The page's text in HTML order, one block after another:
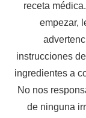
receta
empezar,
instrucciones
ingredientes a
No nos
de ninguna